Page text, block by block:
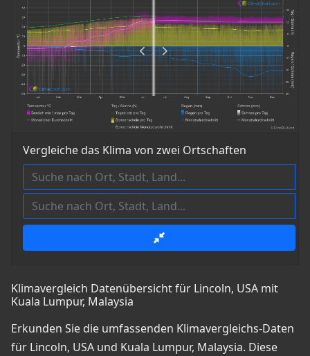
Vergleiche das Klima von zwei Ortschaften
Klimavergleich Datenübersicht für Lincoln, USA mit
Kuala Lumpur, Malaysia
Erkunden Sie die umfassenden Klimavergleichs-Daten
für Lincoln, USA und Kuala Lumpur, Malaysia. Diese